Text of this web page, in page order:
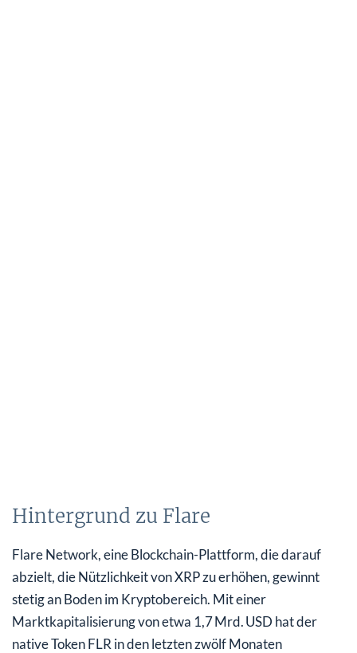
Hintergrund zu Flare
Flare Network, eine Blockchain-Plattform, die darauf
abzielt, die Nützlichkeit von XRP zu erhöhen, gewinnt
stetig an Boden im Kryptobereich. Mit einer
Marktkapitalisierung von etwa 1,7 Mrd. USD hat der
native Token FLR in den letzten zwölf Monaten